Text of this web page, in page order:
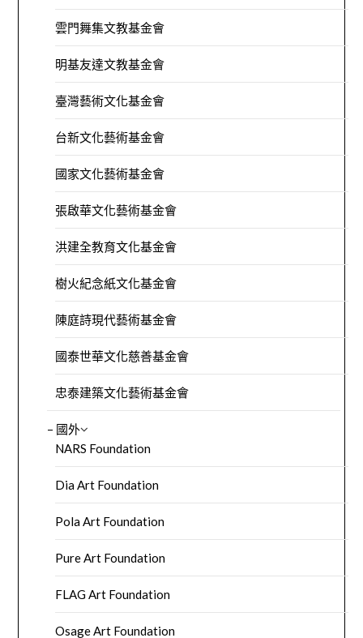
雲門舞集文教基金會
明基友達文教基金會
臺灣藝術文化基金會
台新文化藝術基金會
國家文化藝術基金會
張啟華文化藝術基金會
洪建全教育文化基金會
樹火紀念紙文化基金會
陳庭詩現代藝術基金會
國泰世華文化慈善基金會
忠泰建築文化藝術基金會
– 國外
NARS Foundation
Dia Art Foundation
Pola Art Foundation
Pure Art Foundation
FLAG Art Foundation
Osage Art Foundation